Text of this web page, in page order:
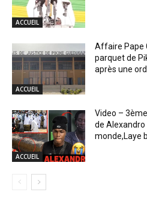
ACCUEIL
ACCUEIL
Affaire Pape
parquet de
après une
ACCUEIL
Video –
de
monde,Laye